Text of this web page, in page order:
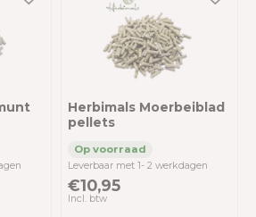
Herbimals Moerbeiblad
pellets
Leverbaar met 1- 2 werkdagen
€10,95
Incl. btw